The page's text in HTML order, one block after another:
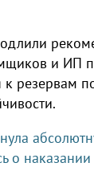
и ИП
резервам
о наказании